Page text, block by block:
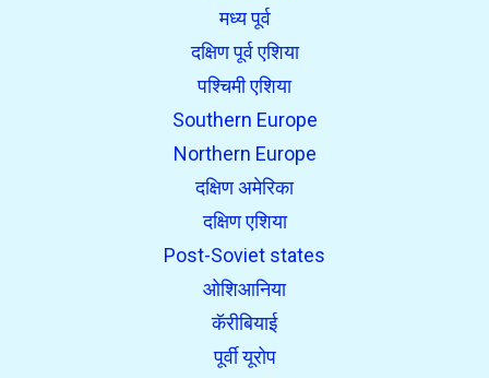
मध्य पूर्व
दक्षिण पूर्व एशिया
पश्चिमी एशिया
Southern Europe
Northern Europe
दक्षिण अमेरिका
दक्षिण एशिया
Post-Soviet states
ओशिआनिया
कॅरीबियाई
पूर्वी यूरोप